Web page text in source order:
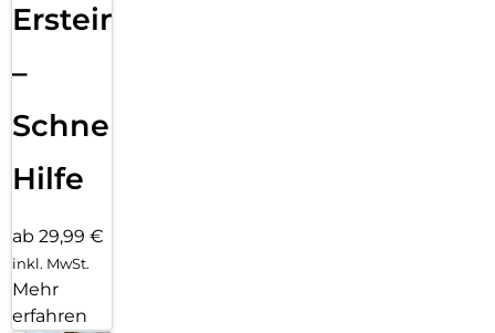
Ersteinrichtung
–
Schnelle
Hilfe
ab 29,99 €
inkl. MwSt.
Mehr
erfahren